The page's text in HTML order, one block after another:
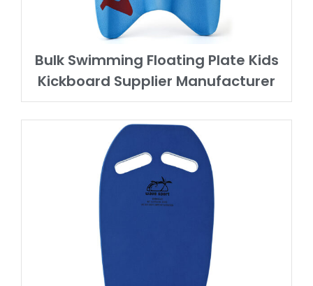
Bulk Swimming Floating Plate Kids
Kickboard Supplier Manufacturer